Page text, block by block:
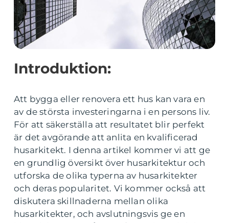
Introduktion:
Att bygga eller renovera ett hus kan vara en
av de största investeringarna i en persons liv.
För att säkerställa att resultatet blir perfekt
är det avgörande att anlita en kvalificerad
husarkitekt. I denna artikel kommer vi att ge
en grundlig översikt över husarkitektur och
utforska de olika typerna av husarkitekter
och deras popularitet. Vi kommer också att
diskutera skillnaderna mellan olika
husarkitekter, och avslutningsvis ge en